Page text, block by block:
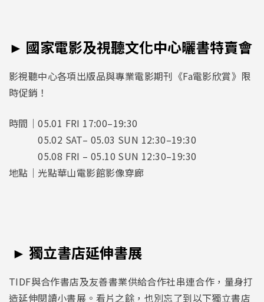
► 國家電影及視聽文化中心曬書特賣會
影視聽中心各項出版品與專業電影期刊《Fa電影欣賞》限
時促銷！
時間｜05.01 FRI 17:00–19:30
05.02 SAT– 05.03 SUN 12:30–19:30
05.08 FRI – 05.10 SUN 12:30–19:30
地點｜光點華山電影館影像穿廊
► 獨立書店延伸書展
TIDF與合作書店及友善書業供給合作社串連合作，量身打
造延伸閱讀小書展。看片之餘，也別忘了到以下獨立書店